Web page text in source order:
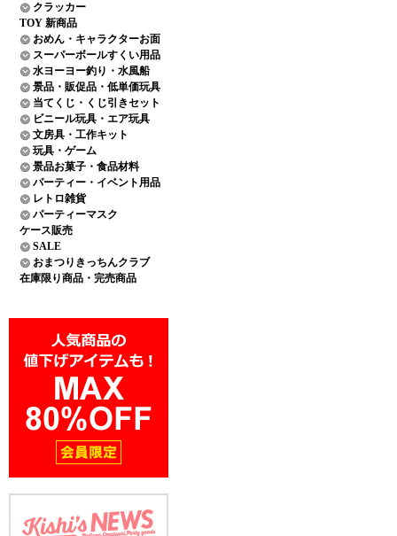
クラッカー
TOY 新商品
おめん・キャラクターお面
スーパーボールすくい用品
水ヨーヨー釣り・水風船
景品・販促品・低単価玩具
当てくじ・くじ引きセット
ビニール玩具・エア玩具
文房具・工作キット
玩具・ゲーム
景品お菓子・食品材料
パーティー・イベント用品
レトロ雑貨
パーティーマスク
ケース販売
SALE
おまつりきっちんクラブ
在庫限り商品・完売商品